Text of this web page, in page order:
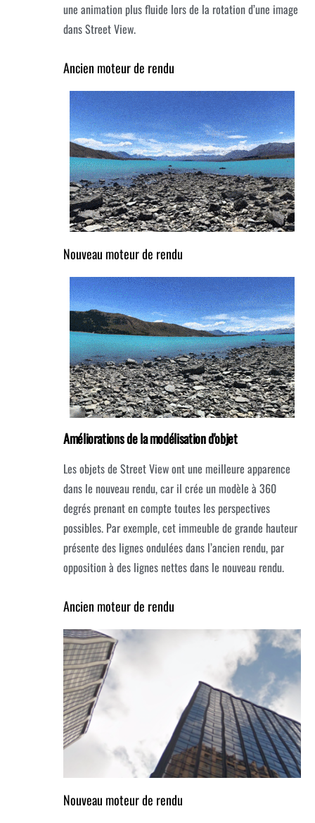
une animation plus fluide lors de la rotation d’une image
dans Street View.
Ancien moteur de rendu
Nouveau moteur de rendu
Améliorations de la modélisation d'objet
Les objets de Street View ont une meilleure apparence
dans le nouveau rendu, car il crée un modèle à 360
degrés prenant en compte toutes les perspectives
possibles. Par exemple, cet immeuble de grande hauteur
présente des lignes ondulées dans l’ancien rendu, par
opposition à des lignes nettes dans le nouveau rendu.
Ancien moteur de rendu
Nouveau moteur de rendu